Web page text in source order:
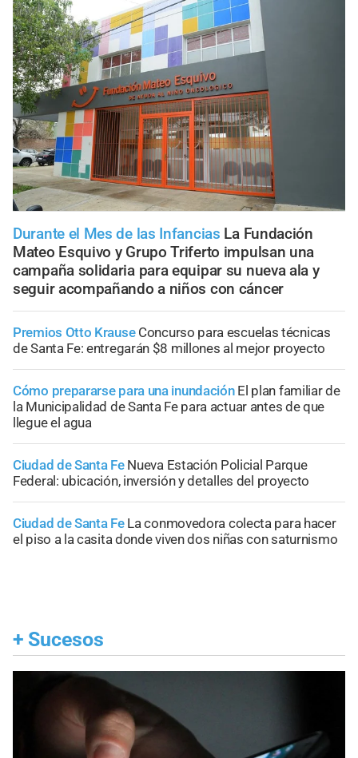
Durante el Mes de las Infancias La Fundación
Mateo Esquivo y Grupo Triferto impulsan una
campaña solidaria para equipar su nueva ala y
seguir acompañando a niños con cáncer
Premios Otto Krause Concurso para escuelas técnicas
de Santa Fe: entregarán $8 millones al mejor proyecto
Cómo prepararse para una inundación El plan familiar de
la Municipalidad de Santa Fe para actuar antes de que
llegue el agua
Ciudad de Santa Fe Nueva Estación Policial Parque
Federal: ubicación, inversión y detalles del proyecto
Ciudad de Santa Fe La conmovedora colecta para hacer
el piso a la casita donde viven dos niñas con saturnismo
+ Sucesos